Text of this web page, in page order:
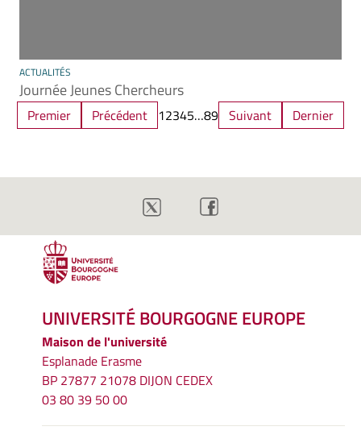
ACTUALITÉS
Journée Jeunes Chercheurs
Premier Précédent 12345…89 Suivant Dernier
UNIVERSITÉ BOURGOGNE EUROPE
Maison de l'université
Esplanade Erasme
BP 27877 21078 DIJON CEDEX
03 80 39 50 00